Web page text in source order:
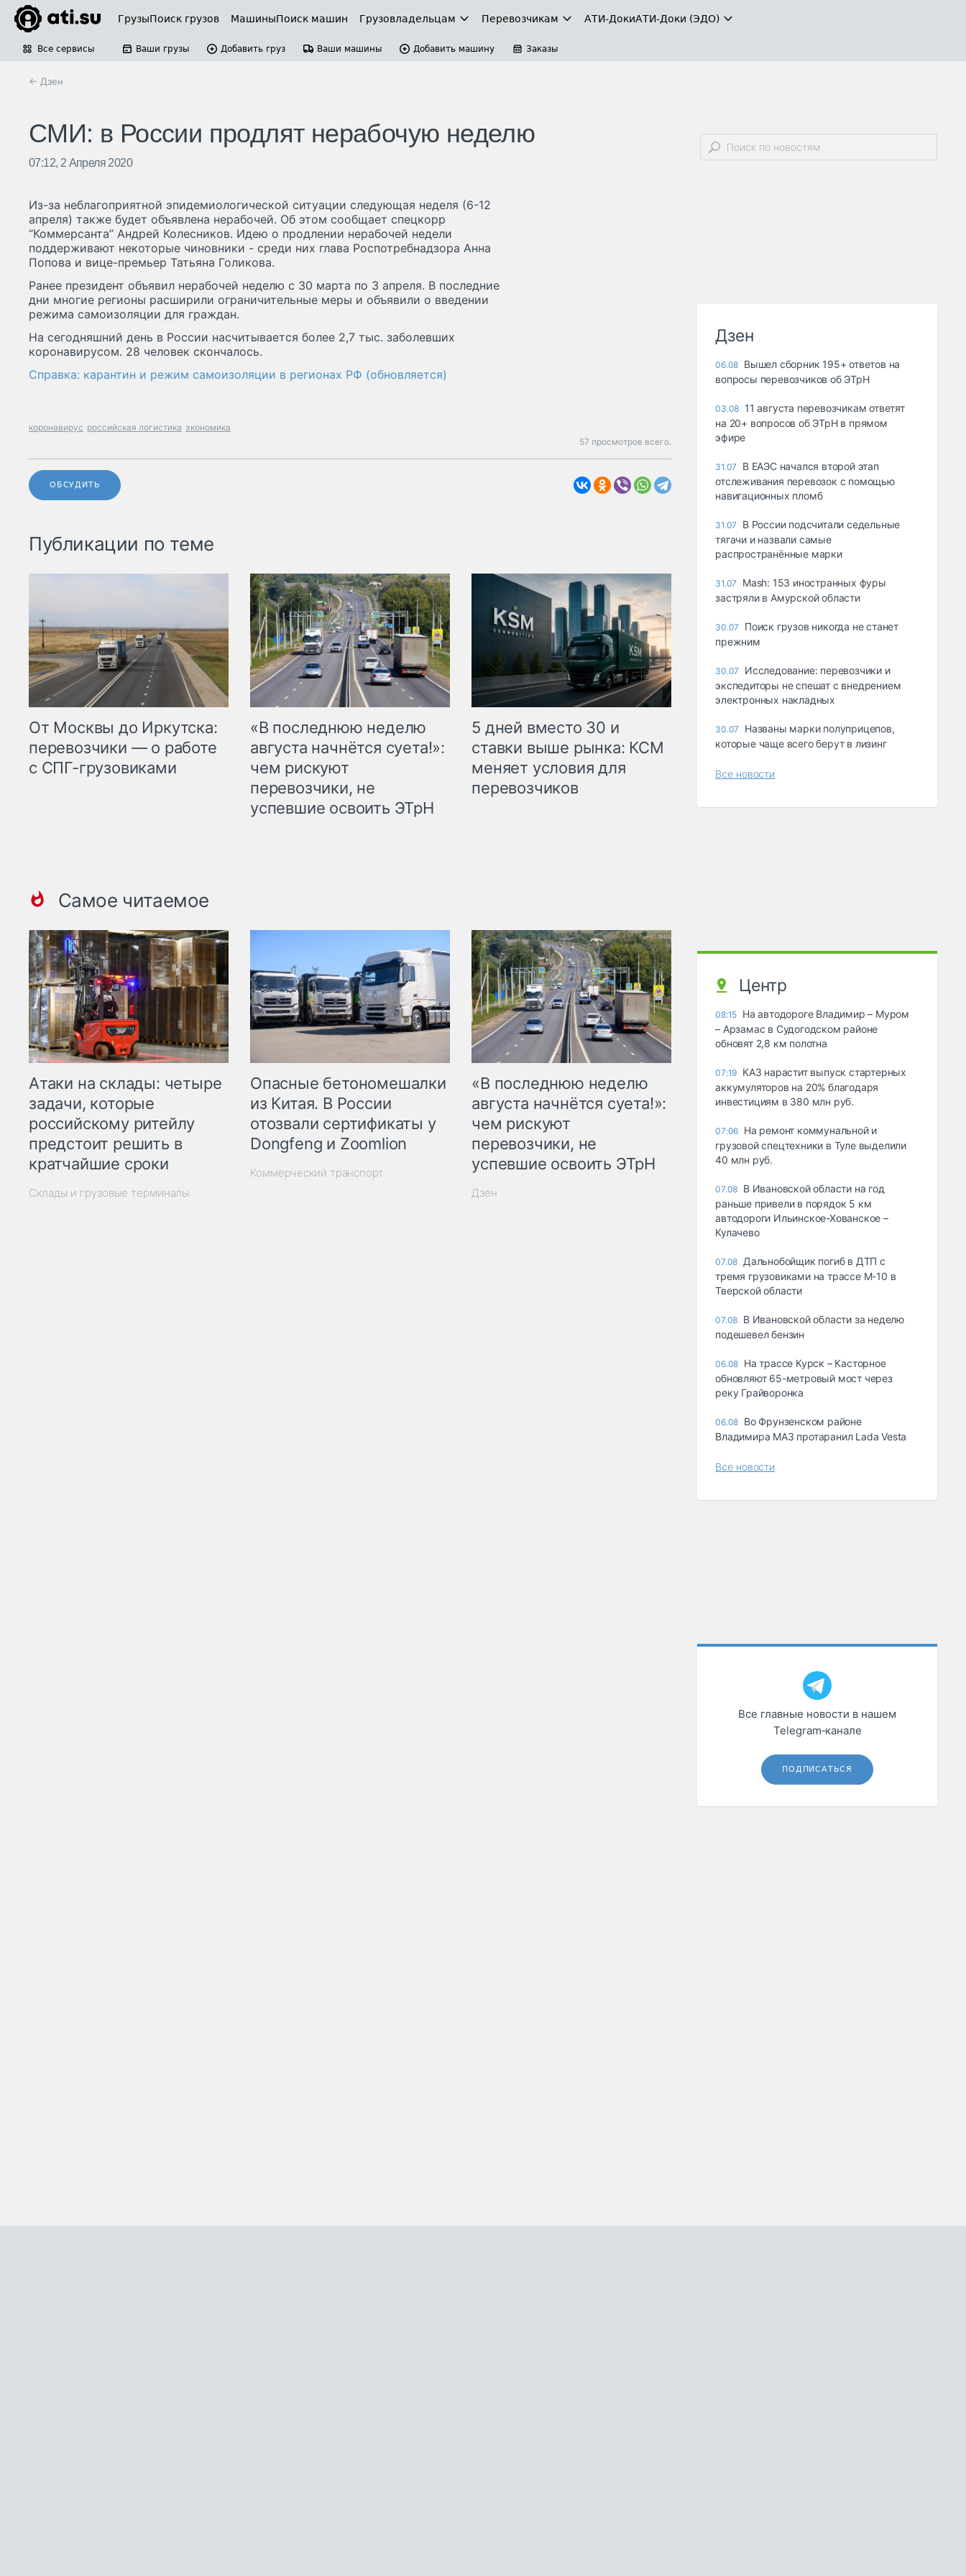
ГрузыПоиск грузов МашиныПоиск машин Грузовладельцам Перевозчикам АТИ-ДокиАТИ-Доки (ЭДО)
Все сервисы Ваши грузы Добавить груз Ваши машины Добавить машину Заказы
← Дзен
СМИ: в России продлят нерабочую неделю
07:12, 2 Апреля 2020
Из-за неблагоприятной эпидемиологической ситуации следующая неделя (6-12
апреля) также будет объявлена нерабочей. Об этом сообщает спецкорр
“Коммерсанта” Андрей Колесников. Идею о продлении нерабочей недели
поддерживают некоторые чиновники - среди них глава Роспотребнадзора Анна
Попова и вице-премьер Татьяна Голикова.
Ранее президент объявил нерабочей неделю с 30 марта по 3 апреля. В последние
дни многие регионы расширили ограничительные меры и объявили о введении
режима самоизоляции для граждан.
На сегодняшний день в России насчитывается более 2,7 тыс. заболевших
коронавирусом. 28 человек скончалось.
Справка: карантин и режим самоизоляции в регионах РФ (обновляется)
коронавирус российская логистика экономика
57 просмотров всего.
ОБСУДИТЬ
Публикации по теме
От Москвы до Иркутска:
перевозчики — о работе
с СПГ-грузовиками
«В последнюю неделю
августа начнётся суета!»:
чем рискуют
перевозчики, не
успевшие освоить ЭТрН
5 дней вместо 30 и
ставки выше рынка: КСМ
меняет условия для
перевозчиков
Самое читаемое
Атаки на склады: четыре
задачи, которые
российскому ритейлу
предстоит решить в
кратчайшие сроки
Склады и грузовые терминалы
Опасные бетономешалки
из Китая. В России
отозвали сертификаты у
Dongfeng и Zoomlion
Коммерческий транспорт
«В последнюю неделю
августа начнётся суета!»:
чем рискуют
перевозчики, не
успевшие освоить ЭТрН
Дзен
Дзен
06.08 Вышел сборник 195+ ответов на
вопросы перевозчиков об ЭТрН
03.08 11 августа перевозчикам ответят
на 20+ вопросов об ЭТрН в прямом
эфире
31.07
В ЕАЭС начался второй этап
отслеживания перевозок с помощью
навигационных пломб
31.07
В России подсчитали седельные
тягачи и назвали самые
распространённые марки
31.07
Mash: 153 иностранных фуры
застряли в Амурской области
30.07
Поиск грузов никогда не станет
прежним
30.07
Исследование: перевозчики и
экспедиторы не спешат с внедрением
электронных накладных
30.07
Названы марки полуприцепов,
которые чаще всего берут в лизинг
Все новости
Центр
08:15 На автодороге Владимир – Муром
– Арзамас в Судогодском районе
обновят 2,8 км полотна
07:19 КАЗ нарастит выпуск стартерных
аккумуляторов на 20% благодаря
инвестициям в 380 млн руб.
07:06 На ремонт коммунальной и
грузовой спецтехники в Туле выделили
40 млн руб.
07.08 В Ивановской области на год
раньше привели в порядок 5 км
автодороги Ильинское-Хованское –
Кулачево
07.08 Дальнобойщик погиб в ДТП с
тремя грузовиками на трассе М-10 в
Тверской области
07.08 В Ивановской области за неделю
подешевел бензин
06.08 На трассе Курск – Касторное
обновляют 65-метровый мост через
реку Грайворонка
06.08 Во Фрунзенском районе
Владимира МАЗ протаранил Lada Vesta
Все новости
Все главные новости в нашем
Telegram‑канале
ПОДПИСАТЬСЯ